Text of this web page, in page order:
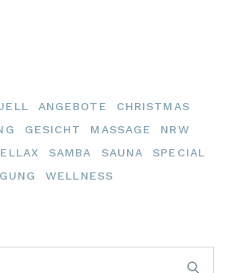
ANGEBOTE
CHRISTMAS
GESICHT MASSAGE
NRW
SAMBA SAUNA
SPECIAL
WELLNESS